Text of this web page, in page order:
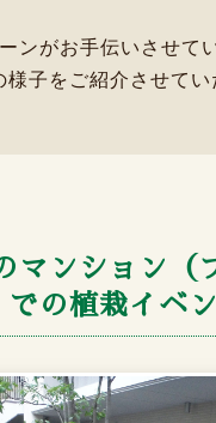
ンがお手伝いさせて
子をご紹介させてい
マンション（
の植栽イベ